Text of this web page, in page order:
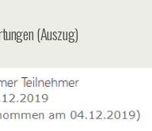
(Auszug)